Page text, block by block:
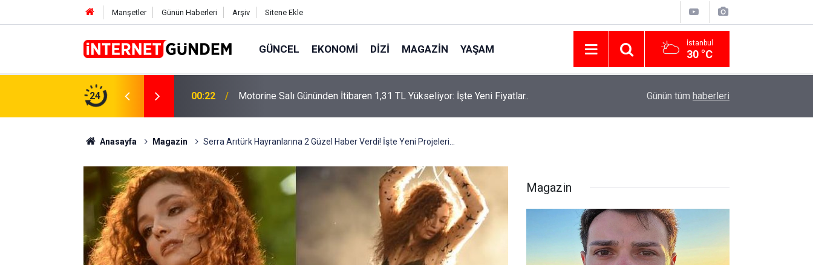
Manşetler Günün Haberleri Arşiv Sitene Ekle
GÜNCEL EKONOMI DIZI MAGAZIN YAŞAM İstanbul
30 °C
24
TL Yükseliyor: İşte Yeni Fiyatlar.. 15:58
Neşet Ertaş’a “Bozkırın Tezenesi” Lakabını Kim Verdi? Beyaz’la Joker
Sorusunun Cevabı Merak Edildi
Günün tüm haberleri
Anasayfa Magazin Serra Arıtürk Hayranlarına 2 Güzel Haber Verdi! İşte Yeni Projeleri…
Magazin